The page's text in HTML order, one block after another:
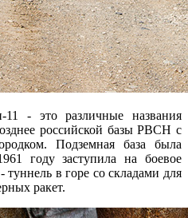
- это различные названия
российской базы РВСН с
Подземная база была
году заступила на боевое
в горе со складами для
ракет.